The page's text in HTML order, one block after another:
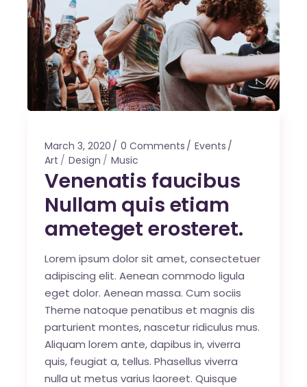
March 3, 2020 0 Comments
Events
Art
Design Music
Venenatis faucibus
Nullam quis etiam
ameteget erosteret.
Lorem ipsum dolor sit amet, consectetuer
adipiscing elit. Aenean commodo ligula
eget dolor. Aenean massa. Cum sociis
Theme natoque penatibus et magnis dis
parturient montes, nascetur ridiculus mus.
Aliquam lorem ante, dapibus in, viverra
quis, feugiat a, tellus. Phasellus viverra
nulla ut metus varius laoreet. Quisque